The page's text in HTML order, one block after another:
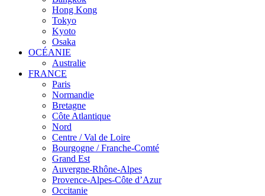
Hong Kong
Tokyo
Kyoto
Osaka
OCÉANIE
Australie
FRANCE
Paris
Normandie
Bretagne
Côte Atlantique
Nord
Centre / Val de Loire
Bourgogne / Franche-Comté
Grand Est
Auvergne-Rhône-Alpes
Provence-Alpes-Côte d’Azur
Occitanie